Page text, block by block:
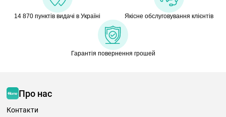
14 870 пунктів видачі в Україні Якісне обслуговування клієнтів
Гарантія повернення грошей
Про нас
Контакти